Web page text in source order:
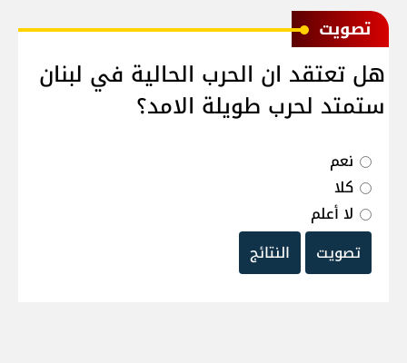
ﺗﺼﻮﻳﺖ
هل تعتقد ان الحرب الحالية في لبنان
ستمتد لحرب طويلة الامد؟
نعم
كلا
لا أعلم
تصويت
النتائج